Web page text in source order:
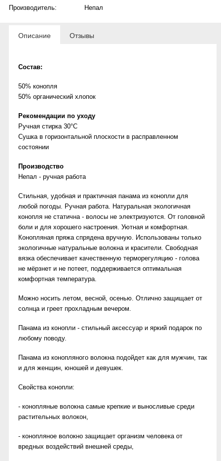
Производитель:
Непал
Описание Отзывы
Состав:
50% конопля
50% органический хлопок
Рекомендации по уходу
Ручная стирка 30°C
Сушка в горизонтальной плоскости в расправленном
состоянии
Производство
Непал - ручная работа
Стильная, удобная и практичная панама из конопли для
любой погоды. Ручная работа. Натуральная экологичная
конопля не статична - волосы не электризуются. От головной
боли и для хорошего настроения. Уютная и комфортная.
Конопляная пряжа спрядена вручную. Использованы только
экологичные натуральные волокна и красители. Свободная
вязка обеспечивает качественную терморегуляцию - голова
не мёрзнет и не потеет, поддерживается оптимальная
комфортная температура.
Можно носить летом, весной, осенью. Отлично защищает от
солнца и греет прохладным вечером.
Панама из конопли - стильный аксессуар и яркий подарок по
любому поводу.
Панама из конопляного волокна подойдет как для мужчин, так
и для женщин, юношей и девушек.
Свойства конопли:
- конопляные волокна самые крепкие и выносливые среди
растительных волокон,
- конопляное волокно защищает организм человека от
вредных воздействий внешней среды,